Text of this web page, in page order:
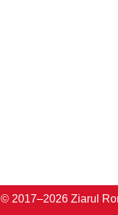
© 2017–2026 Ziarul